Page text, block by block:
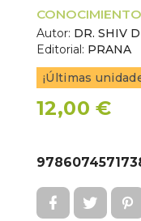
Autor: DR. SHIV
Editorial: PRANA
¡Últimas
12,00 €